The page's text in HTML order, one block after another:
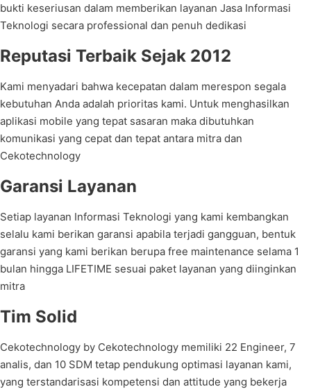
bukti keseriusan dalam memberikan layanan Jasa Informasi
Teknologi secara professional dan penuh dedikasi
Reputasi Terbaik Sejak 2012
Kami menyadari bahwa kecepatan dalam merespon segala
kebutuhan Anda adalah prioritas kami. Untuk menghasilkan
aplikasi mobile yang tepat sasaran maka dibutuhkan
komunikasi yang cepat dan tepat antara mitra dan
Cekotechnology
Garansi Layanan
Setiap layanan Informasi Teknologi yang kami kembangkan
selalu kami berikan garansi apabila terjadi gangguan, bentuk
garansi yang kami berikan berupa free maintenance selama 1
bulan hingga LIFETIME sesuai paket layanan yang diinginkan
mitra
Tim Solid
Cekotechnology by Cekotechnology memiliki 22 Engineer, 7
analis, dan 10 SDM tetap pendukung optimasi layanan kami,
yang terstandarisasi kompetensi dan attitude yang bekerja